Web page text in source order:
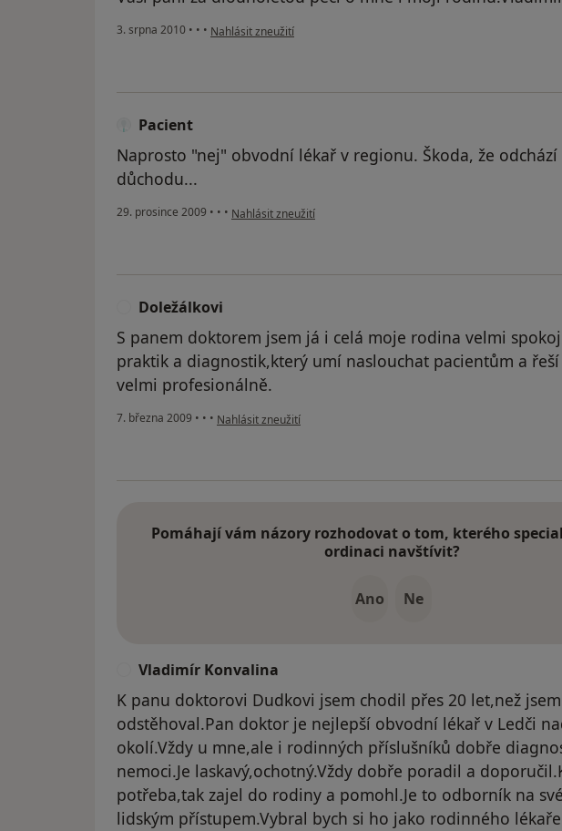
3. srpna 2010 • • • podle názoru uživatele Pacient
Nahlásit zneužití
Pacient
Naprosto "nej" obvodní lékař v regionu. Škoda, že odchází
důchodu...
29. prosince 2009 • • • podle názoru uživatele Pacient
Nahlásit zneužití
Doležálkovi
S panem doktorem jsem já i celá moje rodina velmi
praktik a diagnostik,který umí naslouchat pacientům a
velmi profesionálně.
7. března 2009 • • • podle názoru uživatele Doležálkovi
Nahlásit zneužití
Pomáhají vám názory rozhodovat o tom, kterého
ordinaci navštívit?
Ano Ne
Vladimír Konvalina
K panu doktorovi Dudkovi jsem chodil přes 20 let,než
odstěhoval.Pan doktor je nejlepší obvodní lékař v Ledči
okolí.Vždy u mne,ale i rodinných příslušníků dobře
nemoci.Je laskavý,ochotný.Vždy dobře poradil a
potřeba,tak zajel do rodiny a pomohl.Je to odborník na
lidským přístupem.Vybral bych si ho jako rodinného